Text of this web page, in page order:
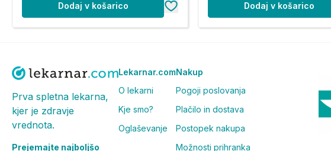
Dodaj v košarico Dodaj v košarico
Prva spletna lekarna,
kjer je zdravje
vrednota.
Prejemajte najboljšo
Lekarnar.com
O lekarni
Kje smo?
Oglaševanje
Nakup
Pogoji poslovanja
Plačilo in dostava
Postopek nakupa
Možnosti prihranka